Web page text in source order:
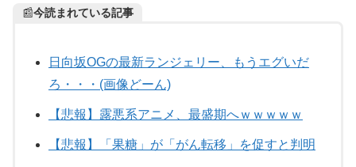
📰今読まれている記事
日向坂OGの最新ランジェリー、もうエグいだ
ろ・・・(画像どーん)
【悲報】露悪系アニメ、最盛期へｗｗｗｗｗ
【悲報】「果糖」が「がん転移」を促すと判明